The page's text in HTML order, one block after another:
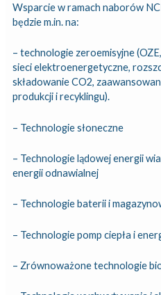
Wsparcie w ramach naborów
będzie m.in. na:
– technologie zeroemisyjne
sieci elektroenergetyczne,
składowanie CO2,
produkcji i recyklingu).
– Technologie słoneczne
– Technologie lądowej energii
energii odnawialnej
– Technologie baterii i
– Technologie pomp ciepła i
– Zrównoważone technologie